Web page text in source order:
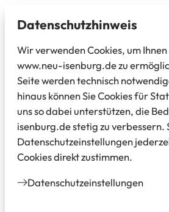
Datenschutz­hinweis
Wir verwenden Cookies, um
www.neu-isenburg.de zu
Seite werden technisch
hinaus können Sie Cookies für
uns so dabei unterstützen, die
isenburg.de stetig zu verbessern.
Datenschutzeinstellungen
Cookies direkt zustimmen.
Datenschutz­einstellungen